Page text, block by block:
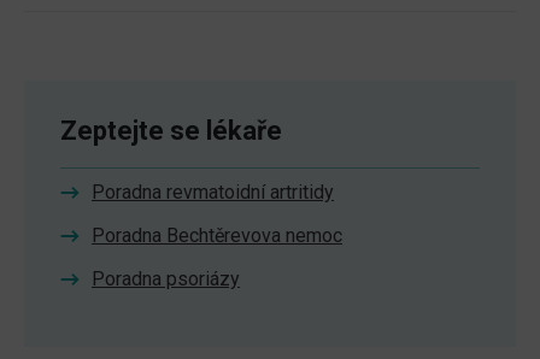
Zeptejte se lékaře
Poradna revmatoidní artritidy
Poradna Bechtěrevova nemoc
Poradna psoriázy